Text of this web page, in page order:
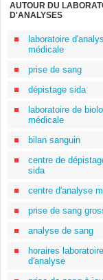
AUTOUR DU
D'ANALYSES
laboratoire
médicale
prise de sang
dépistage sida
laboratoire de
médicale
bilan sanguin
centre de
sida
centre d'analyse
prise de sang
analyse de sang
horaires laboratoire
d'analyse